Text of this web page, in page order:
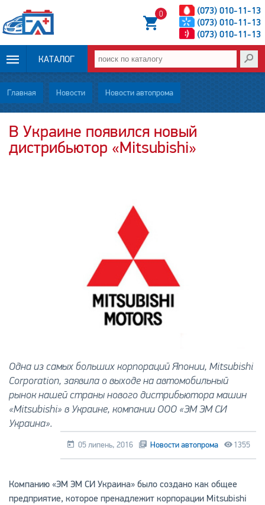
(073) 010-11-13
(073) 010-11-13
(073) 010-11-13
0
КАТАЛОГ
ОПЛАТА И
ДОСТАВКА
НОВОСТИ
Главная Новости Новости автопрома
В Украине появился новый
дистрибьютор «Mitsubishi»
Одна из самых больших корпораций Японии, Mitsubishi
Corporation, заявила о выходе на автомобильный
рынок нашей страны нового дистрибьютора машин
«Mitsubishi» в Украине, компании ООО «ЭМ ЭМ СИ
Украина».
05 липень, 2016 Новости автопрома 1355
Компанию «ЭМ ЭМ СИ Украина» было создано как общее
предприятие, которое пренадлежит корпорации Mitsubishi